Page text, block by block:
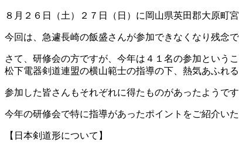
８月２６日（土）２７日（日）に岡山県英田郡大原町
今回は、急遽長崎の飯盛さんが参加できなくなり残念
さて、研修会の方ですが、今年は４１名の参加という
松下電器剣道連盟の横山範士の指導の下、熱気あふれ
参加した皆さんもそれぞれに得たものがあったようです
今年の研修会で特に指導があったポイントをご紹介いた
【日本剣道形について】